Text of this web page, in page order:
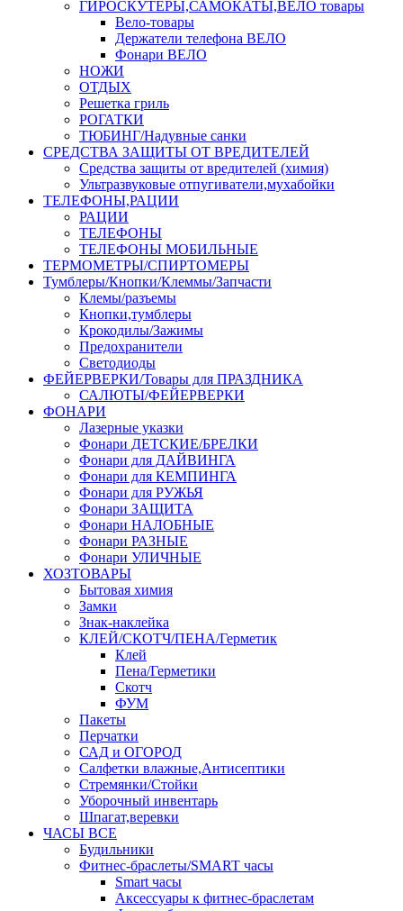
ГИРОСКУТЕРЫ,САМОКАТЫ,ВЕЛО товары
Вело-товары
Держатели телефона ВЕЛО
Фонари ВЕЛО
НОЖИ
ОТДЫХ
Решетка гриль
РОГАТКИ
ТЮБИНГ/Надувные санки
СРЕДСТВА ЗАЩИТЫ ОТ ВРЕДИТЕЛЕЙ
Средства защиты от вредителей (химия)
Ультразвуковые отпугиватели,мухабойки
ТЕЛЕФОНЫ,РАЦИИ
РАЦИИ
ТЕЛЕФОНЫ
ТЕЛЕФОНЫ МОБИЛЬНЫЕ
ТЕРМОМЕТРЫ/СПИРТОМЕРЫ
Тумблеры/Кнопки/Клеммы/Запчасти
Клемы/разъемы
Кнопки,тумблеры
Крокодилы/Зажимы
Предохранители
Светодиоды
ФЕЙЕРВЕРКИ/Товары для ПРАЗДНИКА
САЛЮТЫ/ФЕЙЕРВЕРКИ
ФОНАРИ
Лазерные указки
Фонари ДЕТСКИЕ/БРЕЛКИ
Фонари для ДАЙВИНГА
Фонари для КЕМПИНГА
Фонари для РУЖЬЯ
Фонари ЗАЩИТА
Фонари НАЛОБНЫЕ
Фонари РАЗНЫЕ
Фонари УЛИЧНЫЕ
ХОЗТОВАРЫ
Бытовая химия
Замки
Знак-наклейка
КЛЕЙ/СКОТЧ/ПЕНА/Герметик
Клей
Пена/Герметики
Скотч
ФУМ
Пакеты
Перчатки
САД и ОГОРОД
Салфетки влажные,Антисептики
Стремянки/Стойки
Уборочный инвентарь
Шпагат,веревки
ЧАСЫ ВСЕ
Будильники
Фитнес-браслеты/SMART часы
Smart часы
Аксессуары к фитнес-браслетам